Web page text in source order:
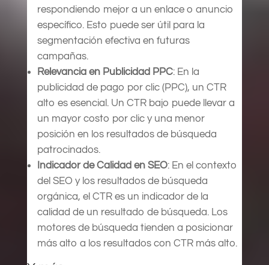
respondiendo mejor a un enlace o anuncio
específico. Esto puede ser útil para la
segmentación efectiva en futuras
campañas.
Relevancia en Publicidad PPC: En la
publicidad de pago por clic (PPC), un CTR
alto es esencial. Un CTR bajo puede llevar a
un mayor costo por clic y una menor
posición en los resultados de búsqueda
patrocinados.
Indicador de Calidad en SEO: En el contexto
del SEO y los resultados de búsqueda
orgánica, el CTR es un indicador de la
calidad de un resultado de búsqueda. Los
motores de búsqueda tienden a posicionar
más alto a los resultados con CTR más alto.